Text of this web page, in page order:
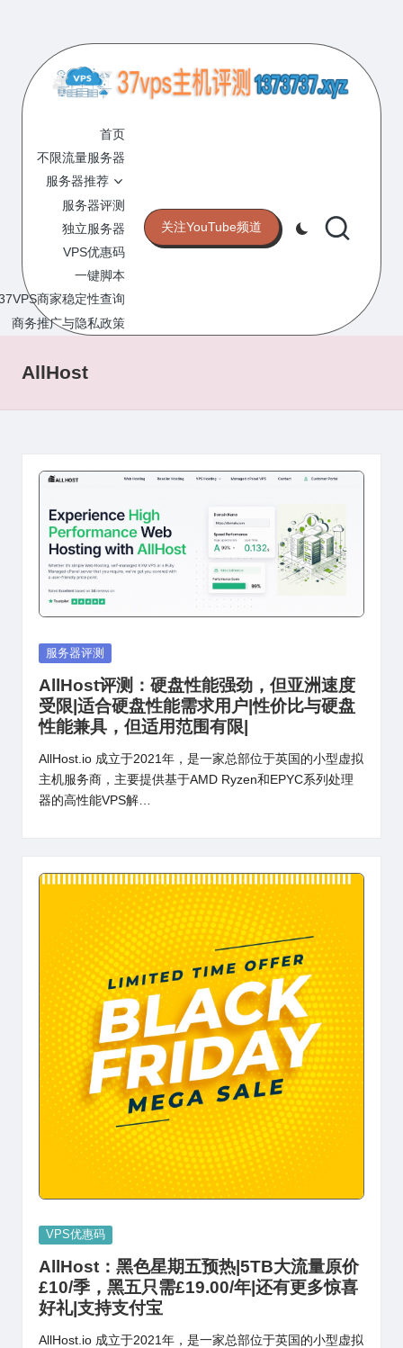
content
7
V
P
S
主
机
评
测
的
VPS
网
站
首页
不限流量服务器
服务器推荐
服务器评测
独立服务器
VPS优惠码
一键脚本
商家稳定性查询
商务推广与隐私政策
关注YouTube频道
AllHost
Posted
服务器评测
AllHost评测：硬盘性能强劲，但亚洲速度
受限|适合硬盘性能需求用户|性价比与硬盘
性能兼具，但适用范围有限|
AllHost.io 成立于2021年，是一家总部位于英国的小型虚拟
主机服务商，主要提供基于AMD Ryzen和EPYC系列处理
器的高性能VPS解…
Posted
VPS优惠码
AllHost：黑色星期五预热|5TB大流量原价
£10/季，黑五只需£19.00/年|还有更多惊喜
好礼|支持支付宝
AllHost.io 成立于2021年，是一家总部位于英国的小型虚拟